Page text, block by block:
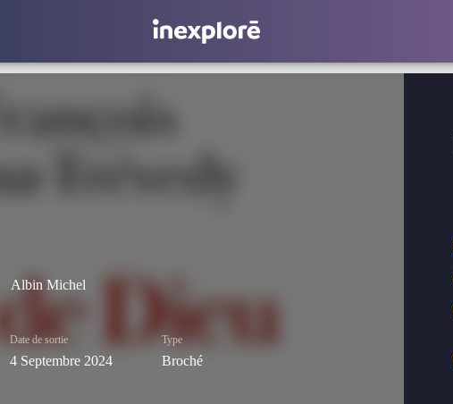
Albin Michel
Date de sortie
4 Septembre 2024
Type
Broché